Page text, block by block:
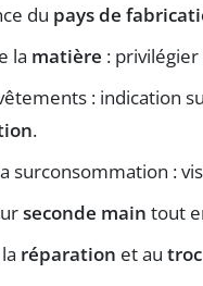
du pays de
la matière : privilégier
: indication
.
surconsommation :
seconde main tout
réparation et au troc